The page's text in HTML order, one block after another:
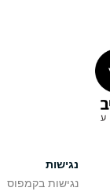
נגישות
נגישות בקמפוס